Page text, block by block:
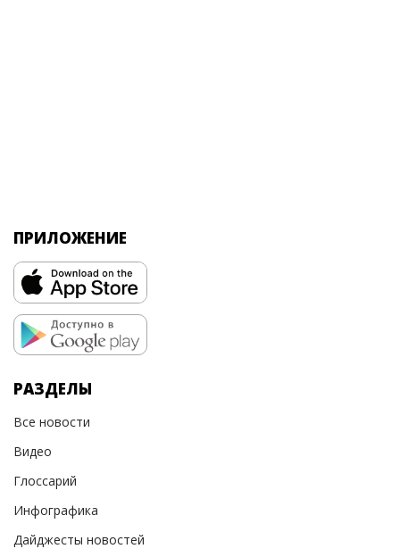
ПРИЛОЖЕНИЕ
РАЗДЕЛЫ
Все новости
Видео
Глоссарий
Инфографика
Дайджесты новостей